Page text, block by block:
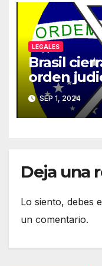
LEGALES
Brasil
orden
SEP 1, 2024
Deja una
Lo siento, debes
un comentario.